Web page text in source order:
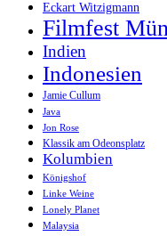
Eckart Witzigmann
Filmfest
Indien
Indonesien
Jamie Cullum
Java
Jon Rose
Klassik am Odeonsplatz
Kolumbien
Königshof
Linke Weine
Lonely Planet
Malaysia